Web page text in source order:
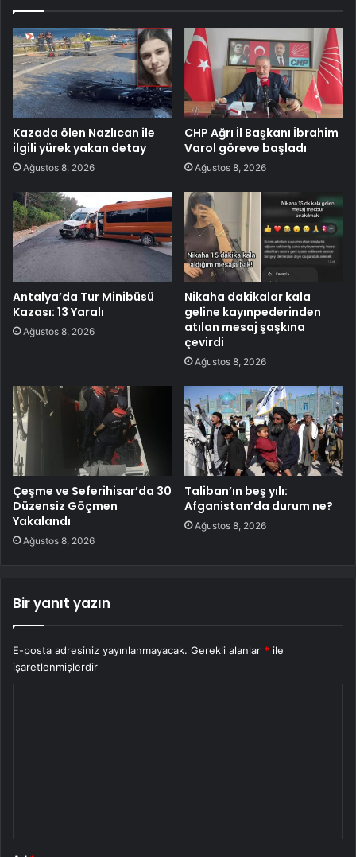
Kazada ölen Nazlıcan ile
ilgili yürek yakan detay
Ağustos 8, 2026
CHP Ağrı İl Başkanı İbrahim
Varol göreve başladı
Ağustos 8, 2026
Antalya’da Tur Minibüsü
Kazası: 13 Yaralı
Ağustos 8, 2026
Nikaha dakikalar kala
geline kayınpederinden
atılan mesaj şaşkına
çevirdi
Ağustos 8, 2026
Çeşme ve Seferihisar’da 30
Düzensiz Göçmen
Yakalandı
Ağustos 8, 2026
Taliban’ın beş yılı:
Afganistan’da durum ne?
Ağustos 8, 2026
Bir yanıt yazın
E-posta adresiniz yayınlanmayacak. Gerekli alanlar * ile
işaretlenmişlerdir